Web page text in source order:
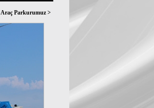
Araç Parkurumuz>